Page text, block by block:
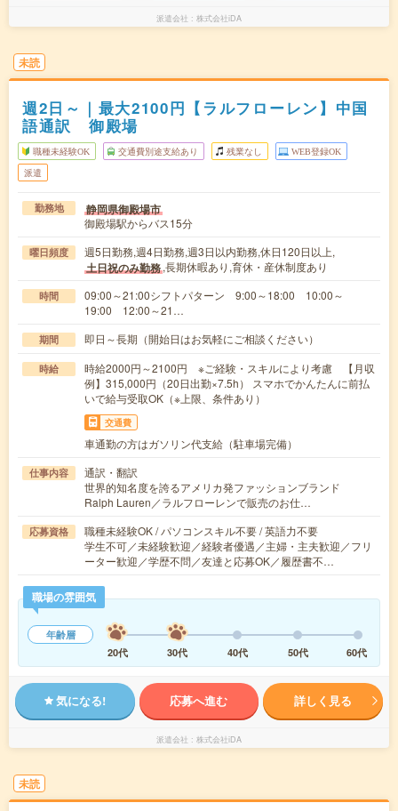
派遣会社 株式会社iDA
未読
週2日～｜最大2100円【ラルフローレン】中国
語通訳 御殿場
職種未経験OK 交通費別途支給あり 残業なし WEB登録OK
派遣
勤務地 静岡県御殿場市
御殿場駅からバス15分
曜日頻度 週5日勤務,週4日勤務,週3日以内勤務,休日120日以上,
土日祝のみ勤務,長期休暇あり,育休・産休制度あり
時間
09:00～21:00シフトパターン 9:00～18:00 10:00～
19:00 12:00～21…
期間 即日～長期（開始日はお気軽にご相談ください）
時給
時給2000円～2100円 ※ご経験・スキルにより考慮 【月収
例】315,000円（20日出勤×7.5h） スマホでかんたんに前払
いで給与受取OK（※上限、条件あり）
交通費
車通勤の方はガソリン代支給（駐車場完備）
仕事内容
通訳・翻訳
世界的知名度を誇るアメリカ発ファッションブランド
Ralph Lauren／ラルフローレンで販売のお仕…
応募資格
職種未経験OK / パソコンスキル不要 / 英語力不要
学生不可／未経験歓迎／経験者優遇／主婦・主夫歓迎／フリ
ーター歓迎／学歴不問／友達と応募OK／履歴書不…
職場の雰囲気
年齢層
20代
30代 40代 50代 60代
気になる! 応募へ進む 詳しく見る
派遣会社 株式会社iDA
未読